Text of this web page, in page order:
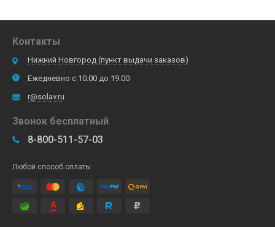
Контакты
Нижний Новгород (пункт выдачи заказов)
Ежедневно с 10.00 до 19.00
r@solav.ru
Звонок бесплатный
8-800-511-57-03
Любой способ оплаты